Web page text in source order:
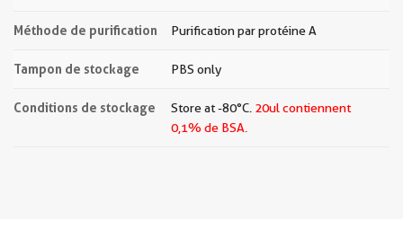
Méthode de purification Purification par protéine A
Tampon de stockage PBS only
Conditions de stockage Store at -80°C. 20ul contiennent
0,1% de BSA.